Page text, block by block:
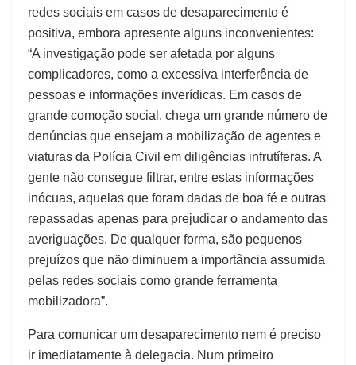
redes sociais em casos de desaparecimento é
positiva, embora apresente alguns inconvenientes:
“A investigação pode ser afetada por alguns
complicadores, como a excessiva interferência de
pessoas e informações inverídicas. Em casos de
grande comoção social, chega um grande número de
denúncias que ensejam a mobilização de agentes e
viaturas da Polícia Civil em diligências infrutíferas. A
gente não consegue filtrar, entre estas informações
inócuas, aquelas que foram dadas de boa fé e outras
repassadas apenas para prejudicar o andamento das
averiguações. De qualquer forma, são pequenos
prejuízos que não diminuem a importância assumida
pelas redes sociais como grande ferramenta
mobilizadora”.
Para comunicar um desaparecimento nem é preciso
ir imediatamente à delegacia. Num primeiro